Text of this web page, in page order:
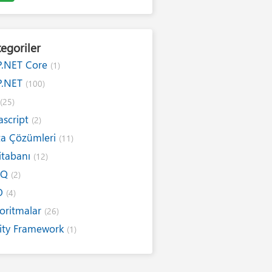
Core (1)
(100)
(25)
(2)
Çözümleri (11)
(12)
(2)
(4)
(26)
Framework (1)